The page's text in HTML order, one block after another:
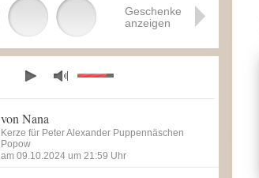
Geschenke
anzeigen
von Nana
Kerze für Peter Alexander Puppennäschen
Popow
am 09.10.2024 um 21:59 Uhr